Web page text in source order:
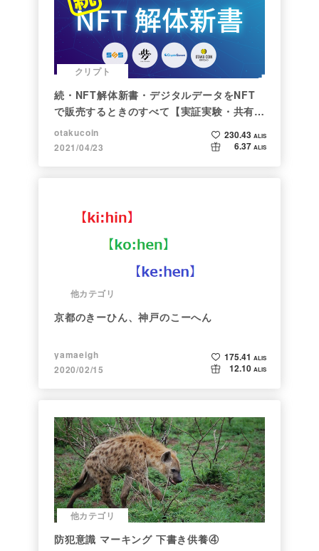
クリプト
続・NFT解体新書・デジタルデータをNFT
で販売するときのすべて【実証実験・共有レ
ポート】
otakucoin
2021/04/23
230.43 ALIS
6.37 ALIS
他カテゴリ
京都のきーひん、神戸のこーへん
yamaeigh
2020/02/15
175.41 ALIS
12.10 ALIS
他カテゴリ
防犯意識 マーキング 下書き供養④